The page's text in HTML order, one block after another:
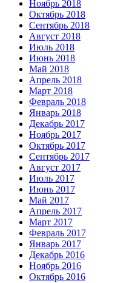
Ноябрь 2018
Октябрь 2018
Сентябрь 2018
Август 2018
Июль 2018
Июнь 2018
Май 2018
Апрель 2018
Март 2018
Февраль 2018
Январь 2018
Декабрь 2017
Ноябрь 2017
Октябрь 2017
Сентябрь 2017
Август 2017
Июль 2017
Июнь 2017
Май 2017
Апрель 2017
Март 2017
Февраль 2017
Январь 2017
Декабрь 2016
Ноябрь 2016
Октябрь 2016